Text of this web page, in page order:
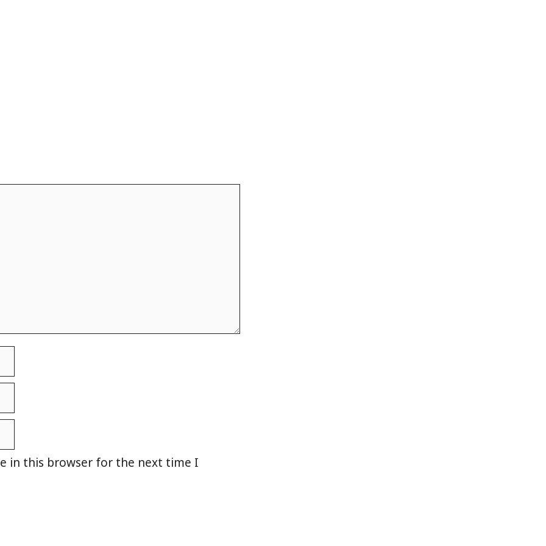
in this browser for the next time I